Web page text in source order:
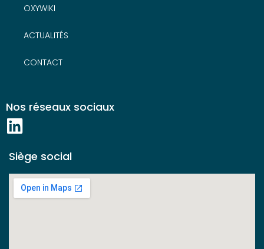
OXYWIKI
ACTUALITÉS
CONTACT
Nos réseaux sociaux
Siège social